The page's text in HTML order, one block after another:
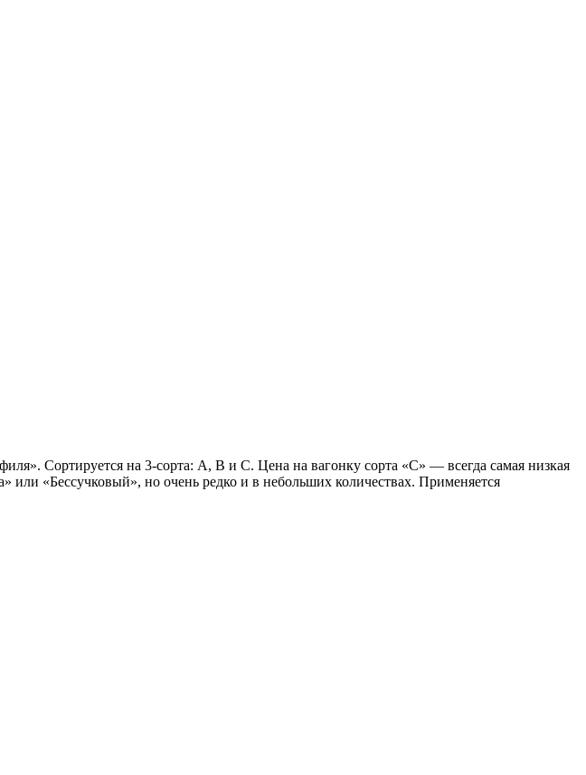
Сортируется на 3-сорта: А, В и С. Цена на вагонку сорта «С» — всегда самая низкая
«Бессучковый», но очень редко и в небольших количествах. Применяется